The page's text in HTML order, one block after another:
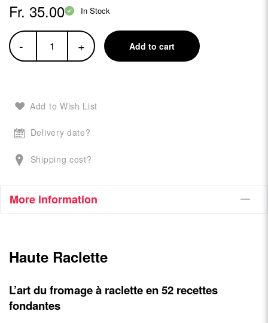
Fr. 35.00 In Stock
- + Add to cart
Add to Wish List
Delivery date?
Shipping cost?
More information
Haute Raclette
L’art du fromage à raclette en 52 recettes
fondantes